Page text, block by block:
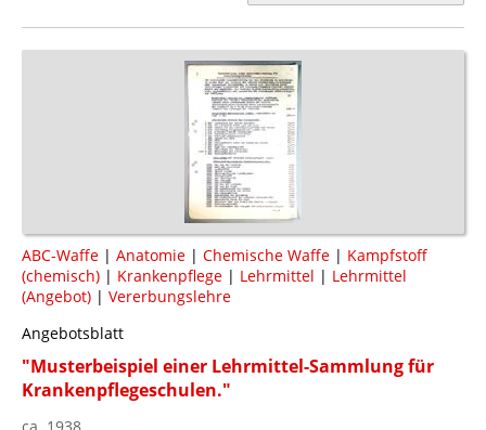
ABC-Waffe | Anatomie | Chemische Waffe | Kampfstoff
(chemisch) | Krankenpflege | Lehrmittel | Lehrmittel
(Angebot) | Vererbungslehre
Angebotsblatt
"Musterbeispiel einer Lehrmittel-Sammlung für
Krankenpflegeschulen."